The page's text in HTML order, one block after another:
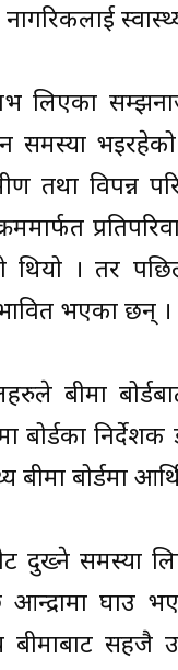
लाभ लिएका
समस्या
तथा विपन्न
। तर
भएका छन् ।
बीमा
बोर्डका
बीमा बोर्डमा
दुख्ने समस्या
घाउ
बीमाबाट